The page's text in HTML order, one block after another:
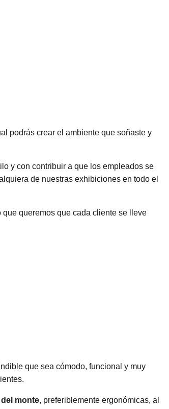
podrás crear el ambiente que soñaste y
y con contribuir a que los empleados se
de nuestras exhibiciones en todo el
queremos que cada cliente se lleve
que sea cómodo, funcional y muy
monte, preferiblemente ergonómicas, al